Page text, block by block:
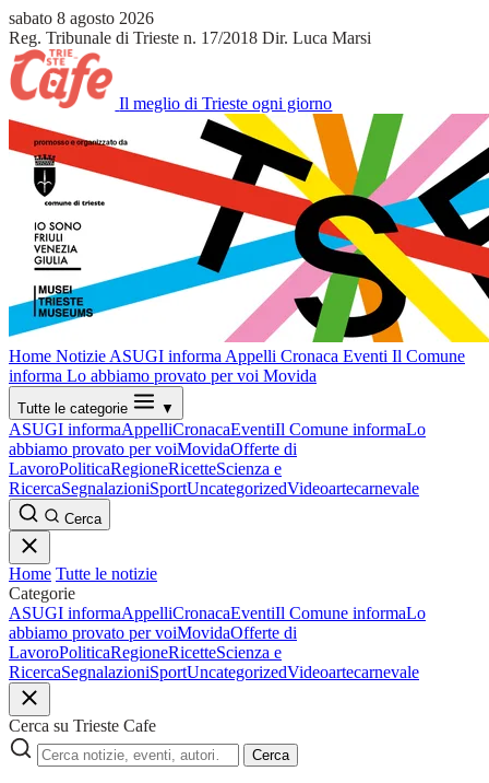
sabato 8 agosto 2026
Reg. Tribunale di Trieste n. 17/2018 Dir. Luca Marsi
Il meglio di Trieste ogni giorno
Home Notizie ASUGI informa Appelli Cronaca Eventi Il Comune
informa Lo abbiamo provato per voi Movida
Tutte le categorie ▼
ASUGI informaAppelliCronacaEventiIl Comune informaLo
abbiamo provato per voiMovidaOfferte di
LavoroPoliticaRegioneRicetteScienza e
RicercaSegnalazioniSportUncategorizedVideoartecarnevale
Cerca
Home Tutte le notizie
Categorie
ASUGI informaAppelliCronacaEventiIl Comune informaLo
abbiamo provato per voiMovidaOfferte di
LavoroPoliticaRegioneRicetteScienza e
RicercaSegnalazioniSportUncategorizedVideoartecarnevale
Cerca su Trieste Cafe
Cerca